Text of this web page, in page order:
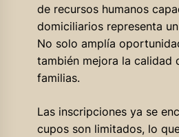
de recursos humanos
domiciliarios representa
No solo amplía
también mejora la calidad
familias.
Las inscripciones ya se
cupos son limitados, lo